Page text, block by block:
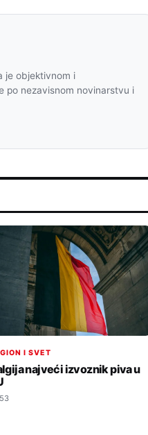
je objektivnom i
po nezavisnom novinarstvu i
I SVET
najveći izvoznik piva u